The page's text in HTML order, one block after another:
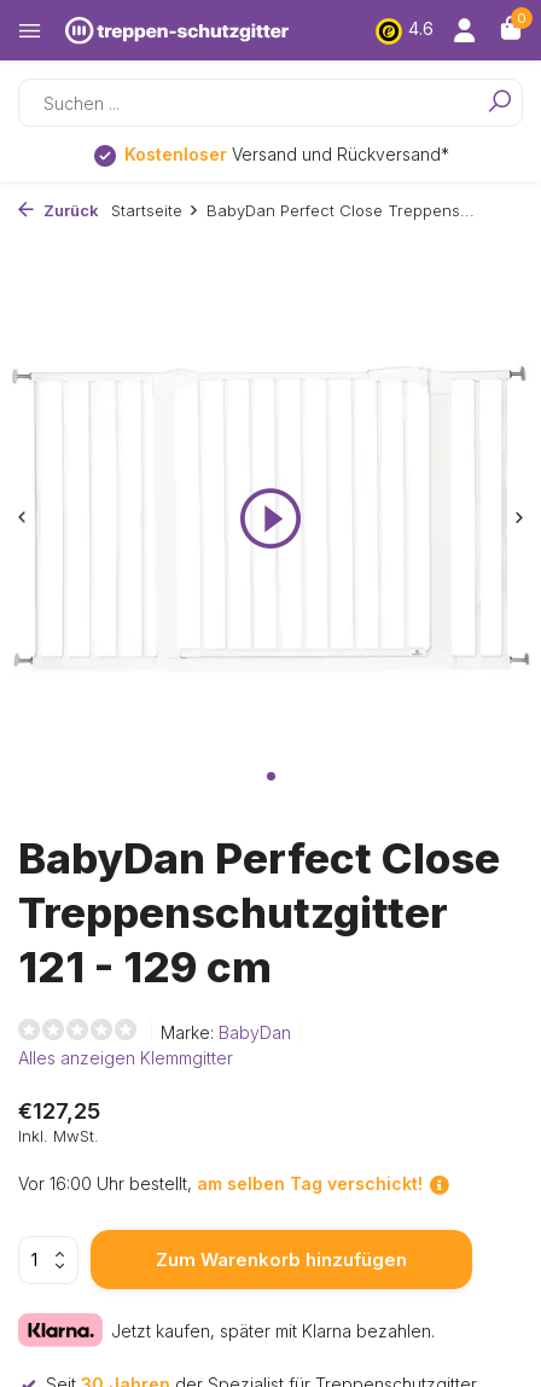
4.6
0
Bestpreisgarantie
Zurück Startseite BabyDan Perfect Close Treppens...
BabyDan Perfect Close
Treppenschutzgitter
121 - 129 cm
Marke: BabyDan
Alles anzeigen Klemmgitter
€127,25
Inkl. MwSt.
Vor 16:00 Uhr bestellt, am selben Tag verschickt!
Zum Warenkorb hinzufügen
Jetzt kaufen, später mit Klarna bezahlen.